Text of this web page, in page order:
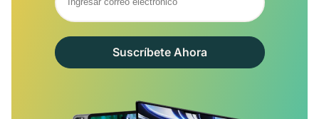
Suscríbete Ahora